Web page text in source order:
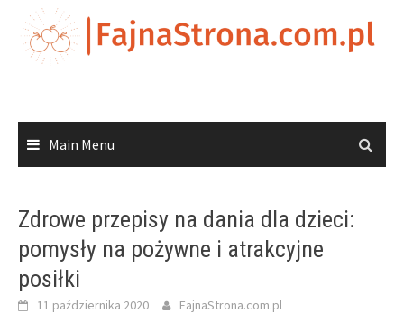
content
Main Menu
Zdrowe przepisy na dania dla dzieci:
pomysły na pożywne i atrakcyjne
posiłki
11 października 2020 FajnaStrona.com.pl